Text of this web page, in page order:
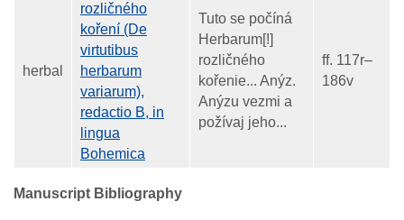
herbal
rozličného
koření (De
virtutibus
herbarum
variarum),
redactio B, in
lingua
Bohemica
Tuto se počíná
Herbarum[!]
rozličného
kořenie... Anýz.
Anýzu vezmi a
požívaj jeho...
ff. 117r–
186v
Manuscript Bibliography